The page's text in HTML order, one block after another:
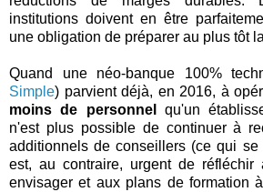
institutions doivent en être
une obligation de préparer au plus tôt
Quand une néo-banque 100%
Simple) parvient déjà, en 2016, à
moins de personnel
qu'un
n'est plus possible de continuer à
additionnels de conseillers (ce qui se
est, au contraire, urgent de réfléchir
envisager et aux plans de formation